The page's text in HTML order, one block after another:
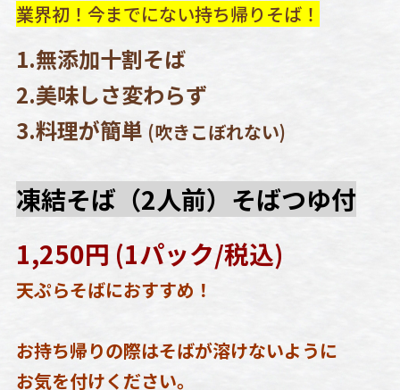
業界初！今までにない持ち帰りそば！
1.無添加十割そば
2.美味しさ変わらず
3.料理が簡単 (吹きこぼれない)
凍結そば（2人前）そばつゆ付
1,250円 (1パック/税込)
天ぷらそばにおすすめ！
お持ち帰りの際はそばが溶けないように
お気を付けください。